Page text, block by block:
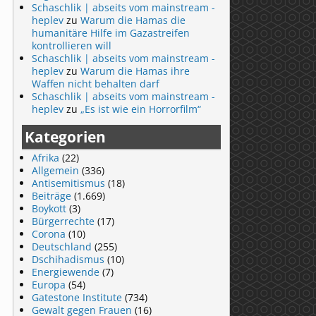
Schaschlik | abseits vom mainstream -
heplev zu Warum die Hamas die
humanitäre Hilfe im Gazastreifen
kontrollieren will
Schaschlik | abseits vom mainstream -
heplev zu Warum die Hamas ihre
Waffen nicht behalten darf
Schaschlik | abseits vom mainstream -
heplev zu „Es ist wie ein Horrorfilm“
Kategorien
Afrika (22)
Allgemein (336)
Antisemitismus (18)
Beiträge (1.669)
Boykott (3)
Bürgerrechte (17)
Corona (10)
Deutschland (255)
Dschihadismus (10)
Energiewende (7)
Europa (54)
Gatestone Institute (734)
Gewalt gegen Frauen (16)